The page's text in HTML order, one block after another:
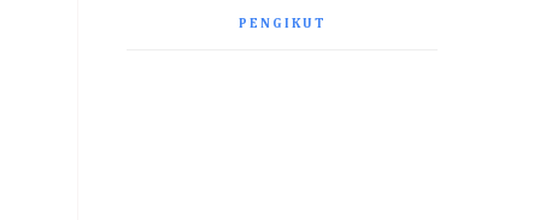
PENGIKUT